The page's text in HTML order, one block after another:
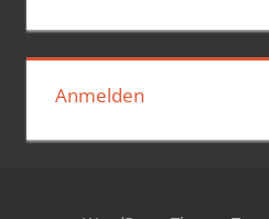
Anmelden